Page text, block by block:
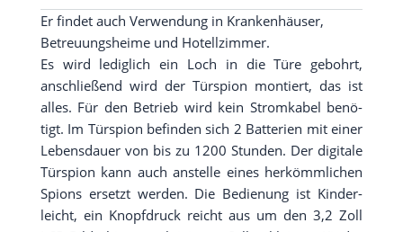
Er fin­det auch Ver­wen­dung in Kran­ken­häu­ser,
Betreu­ungs­hei­me und Hotellzimmer.
Es wird ledig­lich ein Loch in die Türe gebohrt,
anschlie­ßend wird der Tür­spi­on mon­tiert, das ist
alles. Für den Betrieb wird kein Strom­ka­bel benö­
tigt. Im Tür­spi­on befin­den sich 2 Bat­te­rien mit einer
Lebens­dau­er von bis zu 1200 Stun­den. Der digi­ta­le
Tür­spi­on kann auch anstel­le eines her­kömm­li­chen
Spi­ons ersetzt wer­den. Die Bedie­nung ist Kin­der­
leicht, ein Knopf­druck reicht aus um den 3,2 Zoll